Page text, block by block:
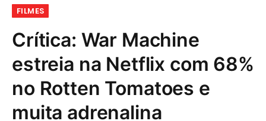
FILMES
Crítica: War Machine
estreia na Netflix com 68%
no Rotten Tomatoes e
muita adrenalina